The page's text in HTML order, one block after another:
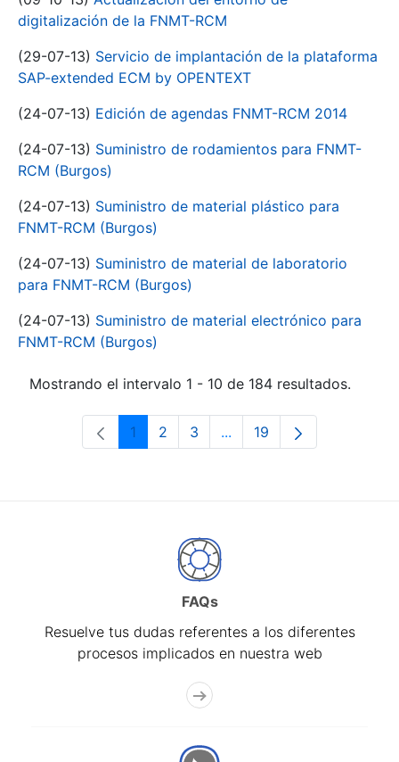
digitalización de la FNMT-RCM
(29-07-13) Servicio de implantación de la plataforma
SAP-extended ECM by OPENTEXT
(24-07-13) Edición de agendas FNMT-RCM 2014
(24-07-13) Suministro de rodamientos para FNMT-
RCM (Burgos)
(24-07-13) Suministro de material plástico para
FNMT-RCM (Burgos)
(24-07-13) Suministro de material de laboratorio
para FNMT-RCM (Burgos)
(24-07-13) Suministro de material electrónico para
FNMT-RCM (Burgos)
Mostrando el intervalo 1 - 10 de 184 resultados.
Página
1 Página
2 Página
3 ...Páginas intermedias Use
Página
19
FAQs
Resuelve tus dudas referentes a los diferentes
procesos implicados en nuestra web